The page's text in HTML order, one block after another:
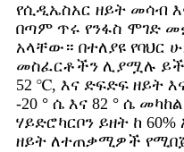
የሲዲኤስአር ዘይት መሳብ
በጣም ጥሩ የንፋስ ሞገድ
አላቸው። በተለያዩ የባህር
መስፈርቶችን ሊያሟሉ
52 ℃, እና ድፍድፍ ዘይት
-20 ° ሴ እና 82 ° ሴ
ሃይድሮካርቦን ይዘት ከ
ዘይት ለተጠቃሚዎች